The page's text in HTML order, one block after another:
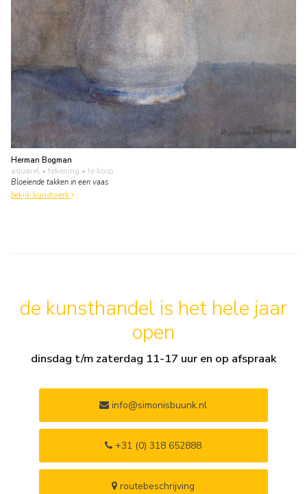
Herman Bogman
aquarel • tekening • te koop
Bloeiende takken in een vaas
bekijk kunstwerk
de kunsthandel is het hele jaar
open
dinsdag t/m zaterdag 11-17 uur en op afspraak
info@simonisbuunk.nl
+31 (0) 318 652888
routebeschrijving